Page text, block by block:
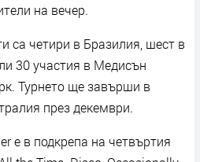
на вечер.
са четири в Бразилия, шест в
30 участия в Медисън
Турнето ще завърши в
през декември.
е в подкрепа на четвъртия